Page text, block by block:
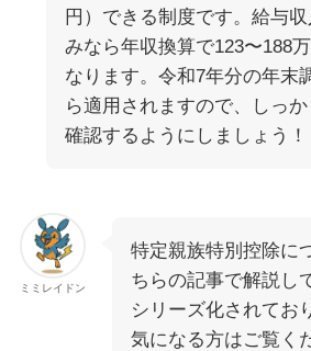
円）できる制度です。給与
みなら年収換算で123〜188
なります。令和7年分の年末
ら適用されますので、しっか
確認するようにしましょう！
ミミレイドン
特定親族特別控除に
ちらの記事で解説し
シリーズ化されてお
気になる方はご覧く